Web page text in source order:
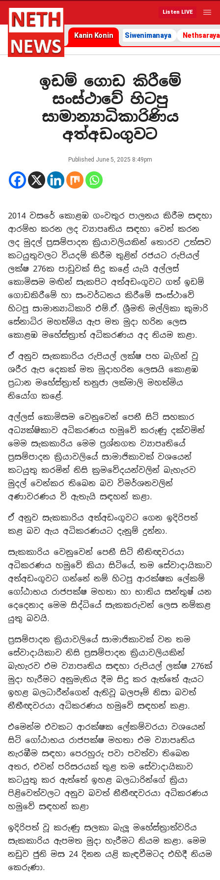
Listen LIVE
Kanin Konin Siwenimanaya Nethsaraya
ඉඩම් ගොඩ කිරීමේ
සංස්ථාවේ හිටපු
සාමාන්‍යාධිකාරිණිය
අත්අඩංගුවට
Published June 5, 2025 8:49pm
2014 වසරේ කොළඹ ගංවතුර පාලනය කිරීම සඳහා
ආරම්භ කරන ලද ව්‍යාපෘතිය සඳහා වෙන් කරන
ලද මුදල් ප්‍රසම්පාදන ක්‍රියාවලියකින් තොරව උත්සව
කටයුතුවලට වියදම් කිරීම තුළින් රජයට රුපියල්
ලක්ෂ 276ක පාඩුවක් සිදු කළේ යැයි අල්ලස්
කොමිසම මඟින් සැකපිට අත්අඩංගුවට ගත් ඉඩම්
ගොඩකිරීමේ හා සංවර්ධනය කිරීමේ සංස්ථාවේ
හිටපු සාමාන්‍යාධිකාරි එම්.ඒ. ශ්‍රීමති මල්ලිකා කුමාරි
සේනාධිර මහත්මිය ඇප මත මුදා හරින ලෙස
කොළඹ මහේස්ත්‍රාත් අධිකරණය අද නියම කළා.
ඒ අනුව සැකකාරිය රුපියල් ලක්ෂ පහ බැගින් වූ
ශරීර ඇප දෙකක් මත මුදාහරින ලෙසයි කොළඹ
ප්‍රධාන මහේස්ත්‍රාත් තනුජා ලක්මාලි මහත්මිය
නියෝග කළේ.
අල්ලස් කොමිසම වෙනුවෙන් පෙනී සිටි සහකාර
අධ්‍යක්ෂිකාව අධිකරණය හමුවේ කරුණු දක්වමින්
මෙම සැකකාරිය මෙම ප්‍රශ්නගත ව්‍යාපෘතියේ
ප්‍රසම්පාදන ක්‍රියාවලියේ සාමාජිකාවක් වශයෙන්
කටයුතු කරමින් නිසි ක්‍රමවේදයන්වලින් බැහැරව
මුදල් වෙන්කර තිබෙන බව විමර්ශනවලින්
අණාවරණය වි ඇතැයි සඳහන් කළා.
ඒ අනුව සැකකාරිය අත්අඩංගුවට ගෙන ඉදිරිපත්
කළ බව ඇය අධිකරණයට දැනුම් දුන්නා.
සැකකාරිය වෙනුවෙන් පෙනී සිටි නීතිඥවරයා
අධිකරණය හමුවේ කියා සිටියේ, තම සේවාදායිකාව
අත්අඩංගුවට ගන්නේ නම් හිටපු ආරක්ෂක ලේකම්
ගෝඨාභය රාජපක්ෂ මහතා හා භාතිය සන්තුෂ් යන
දෙදෙනාද මෙම සිද්ධියේ සැකකරුවන් ලෙස නම්කළ
යුතු බවයි.
ප්‍රසම්පාදන ක්‍රියාවලියේ සාමාජිකාවක් වන තම
සේවාදායිකාව නිසි ප්‍රසම්පාදන ක්‍රියාවලියකින්
බැහැරව එම ව්‍යාපෘතිය සඳහා රුපියල් ලක්ෂ 276ක්
මුදා හැරීමට අනුමැතිය දීම සිදු කර ඇත්තේ ඇයට
ඉහළ බලධාරීන්ගෙන් ඇතිවූ බලපෑම් නිසා බවත්
නීතීඥවරයා අධිකරණය හමුවේ සඳහන් කළා.
එමෙන්ම එවකට ආරක්ෂක ලේකම්වරයා වශයෙන්
සිටි ගෝඨාභය රාජපක්ෂ මහතා එම ව්‍යාපෘතිය
නැරඹීම සඳහා පෙරහුරු පවා පවත්වා තිබෙන
අතර, එවන් පරිසරයක් තුළ තම සේවාදායිකාව
කටයුතු කර ඇත්තේ ඉහළ බලධාරින්ගේ ක්‍රියා
පිළිවෙත්වලට අනුව බවත් නීතීඥවරයා අධිකරණය
හමුවේ සඳහන් කළා
ඉදිරිපත් වූ කරුණු සලකා බැලූ මහේස්ත්‍රාත්වරිය
සැකකාරිය ඇපමත මුදා හැරීමට නියම කළා. මෙම
නඩුව ජුනි මස 24 දිනන යළි කැඳවීමටද එහිදී නියම
කෙරුණා.